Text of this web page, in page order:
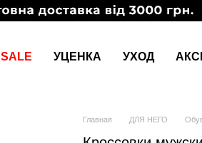
SALE УЦЕНКА УХОД
Главная ДЛЯ НЕГО